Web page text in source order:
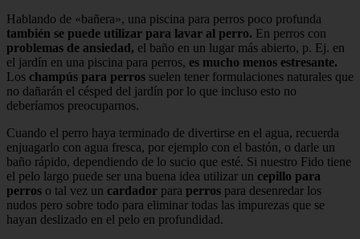
Hablando de «bañera», una piscina para perros poco profunda
también se puede utilizar para lavar al perro. En perros con
problemas de ansiedad, el baño en un lugar más abierto, p. Ej. en
el jardín en una piscina para perros, es mucho menos estresante.
Los champús para perros suelen tener formulaciones naturales que
no dañarán el césped del jardín por lo que incluso esto no
deberíamos preocuparnos.
Cuando el perro haya terminado de divertirse en el agua, recuerda
enjuagarlo con agua fresca, por ejemplo con el bastón, o darle un
baño rápido, dependiendo de lo sucio que esté. Si nuestro Fido tiene
el pelo largo puede ser una buena idea utilizar un cepillo para
perros o tal vez un cardador para perros para desenredar los
nudos pero sobre todo para eliminar todas las impurezas que se
hayan deslizado en el pelo en profundidad.